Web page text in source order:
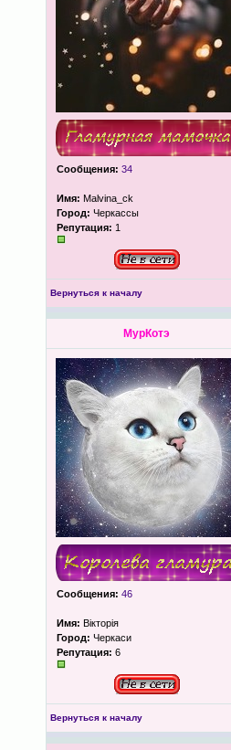
Сообщения: 34
Имя: Malvina_ck
Город: Черкассы
Репутация: 1
Вернуться к началу
МурКотэ
Сообщения: 46
Имя: Вікторія
Город: Черкаси
Репутация: 6
Вернуться к началу